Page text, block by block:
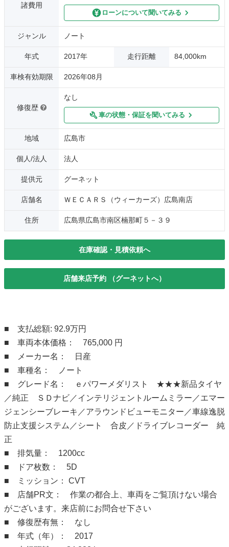
諸費用
ローンについて聞いてみる
ジャンル ノート
年式 2017年 走行距離 84,000km
車検有効期限 2026年08月
修復歴
なし
車の状態・保証を聞いてみる
地域 広島市
個人/法人 法人
提供元 グーネット
店舗名 ＷＥＣＡＲＳ（ウィーカーズ）広島南店
住所 広島県広島市南区楠那町５－３９
在庫確認・見積依頼へ
店舗来店予約 （グーネットへ）
■ 支払総額: 92.9万円
■ 車両本体価格： 765,000 円
■ メーカー名： 日産
■ 車種名： ノート
■ グレード名： ｅパワーメダリスト ★★★新品タイヤ
／純正 ＳＤナビ／インテリジェントルームミラー／エマー
ジェンシーブレーキ／アラウンドビューモニター／車線逸脱
防止支援システム／シート 合皮／ドライブレコーダー 純
正
■ 排気量： 1200cc
■ ドア枚数： 5D
■ ミッション： CVT
■ 店舗PR文： 作業の都合上、車両をご覧頂けない場合
がございます。来店前にお問合せ下さい
■ 修復歴有無： なし
■ 年式（年）： 2017